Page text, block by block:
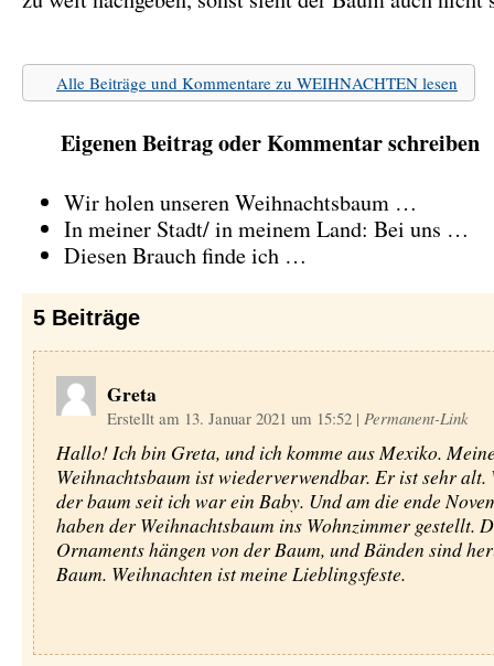
Alle Beiträge und Kommentare zu WEIHNACHTEN lesen
Eigenen Beitrag oder Kommentar schreiben
Wir holen unseren Weihnachtsbaum …
In meiner Stadt/ in meinem Land: Bei uns …
Diesen Brauch finde ich …
5 Beiträge
Greta
Erstellt am 13. Januar 2021 um 15:52 | Permanent-Link
Hallo! Ich bin Greta, und ich komme aus Mexiko.
Weihnachtsbaum ist wiederverwendbar. Er ist sehr alt.
der baum seit ich war ein Baby. Und am die ende
haben der Weihnachtsbaum ins Wohnzimmer gestellt.
Ornaments hängen von der Baum, und Bänden sind
Baum. Weihnachten ist meine Lieblingsfeste.